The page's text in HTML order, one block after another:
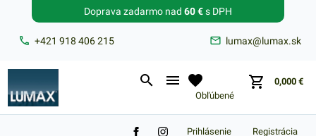
+421 918 406 215 lumax@lumax.sk
Doprava zadarmo nad 60 €s DPH
Obľúbené
0,000 €
Zabudnuté heslo?
Registrácia
Prihlásenie